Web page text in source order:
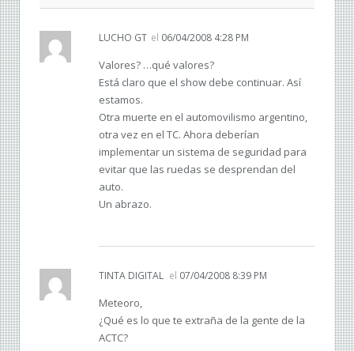
LUCHO GT el 06/04/2008 4:28 PM
Valores? …qué valores?
Está claro que el show debe continuar. Así
estamos.
Otra muerte en el automovilismo argentino,
otra vez en el TC. Ahora deberían
implementar un sistema de seguridad para
evitar que las ruedas se desprendan del
auto.
Un abrazo.
TINTA DIGITAL el 07/04/2008 8:39 PM
Meteoro,
¿Qué es lo que te extraña de la gente de la
ACTC?